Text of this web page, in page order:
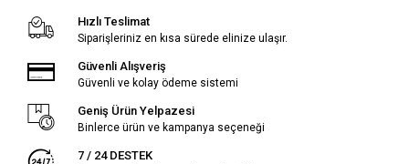
Hızlı Teslimat
Siparişleriniz en kısa sürede elinize ulaşır.
Güvenli Alışveriş
Güvenli ve kolay ödeme sistemi
Geniş Ürün Yelpazesi
Binlerce ürün ve kampanya seçeneği
7 / 24 DESTEK